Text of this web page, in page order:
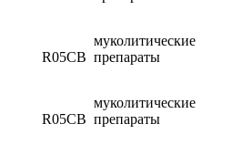
R05CB
муколитические
препараты
R05CB
муколитические
препараты